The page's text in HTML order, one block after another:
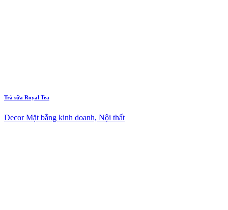
Trà sữa Royal Tea
Decor Mặt bằng kinh doanh, Nội thất